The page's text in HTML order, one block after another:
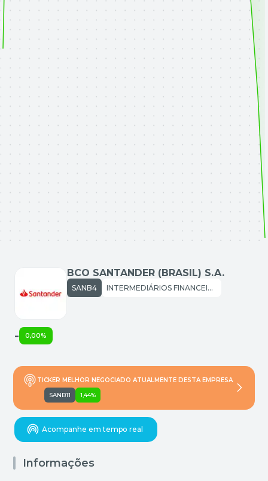
BCO SANTANDER (BRASIL) S.A.
SANB4 INTERMEDIÁRIOS FINANCEIROS: BANCOS
TICKER MELHOR NEGOCIADO ATUALMENTE DESTA EMPRESA
SANB11
1,44%
Acompanhe em tempo real
- 0,00%
Informações